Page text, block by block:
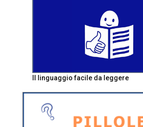
Il linguaggio facile da leggere